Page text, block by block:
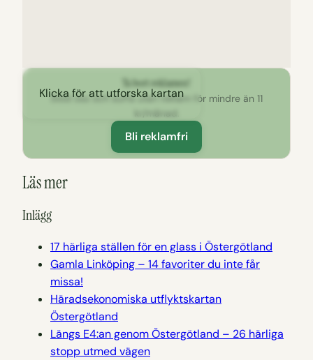
Klicka för att utforska kartan
Ta bort reklamen!
Stöd oss och surfa utan reklam för mindre än 11
kr/månad.
Bli reklamfri
Läs mer
Inlägg
17 härliga ställen för en glass i Östergötland
Gamla Linköping – 14 favoriter du inte får
missa!
Häradsekonomiska utflyktskartan
Östergötland
Längs E4:an genom Östergötland – 26 härliga
stopp utmed vägen